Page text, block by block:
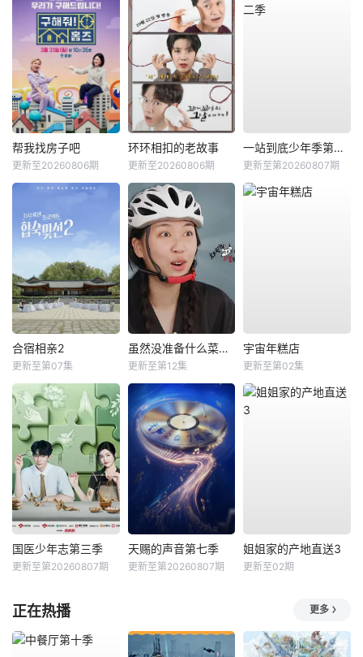
帮我找房子吧
更新至20260806期
环环相扣的老故事
更新至20260806期
一站到底少年季第二季
更新至第20260807期
合宿相亲2
更新至第07集
虽然没准备什么菜第四季
更新至第12集
宇宙年糕店
更新至第02集
国医少年志第三季
更新至第20260807期
天赐的声音第七季
更新至第20260807期
姐姐家的产地直送3
更新至02期
正在热播 更多